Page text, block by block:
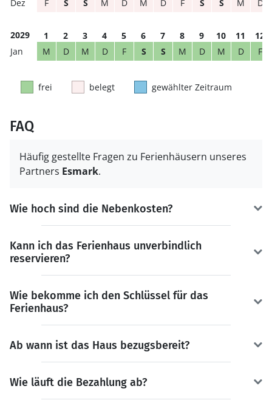
F
S S M D M D F S S M D
2029 1 2 3 4 5 6 7 8 9 10 11
12
M
D M D F S S M D M D F
frei belegt gewählter Zeitraum
FAQ
Häufig gestellte Fragen zu Ferienhäusern unseres
Partners Esmark.
Wie hoch sind die Nebenkosten?
Kann ich das Ferienhaus unverbindlich
reservieren?
Wie bekomme ich den Schlüssel für das
Ferienhaus?
Ab wann ist das Haus bezugsbereit?
Wie läuft die Bezahlung ab?